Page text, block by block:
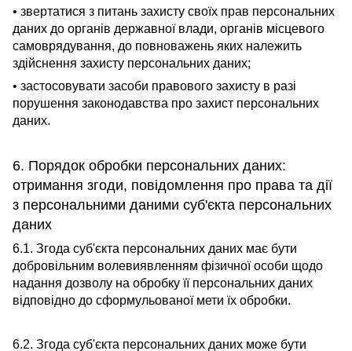
• звертатися з питань захисту своїх прав персональних
даних до органів державної влади, органів місцевого
самоврядування, до повноважень яких належить
здійснення захисту персональних даних;
• застосовувати засоби правового захисту в разі
порушення законодавства про захист персональних
даних.
6. Порядок обробки персональних даних:
отримання згоди, повідомлення про права та дії
з персональними даними суб'єкта персональних
даних
6.1. Згода суб'єкта персональних даних має бути
добровільним волевиявленням фізичної особи щодо
надання дозволу на обробку її персональних даних
відповідно до сформульованої мети їх обробки.
6.2. Згода суб'єкта персональних даних може бути